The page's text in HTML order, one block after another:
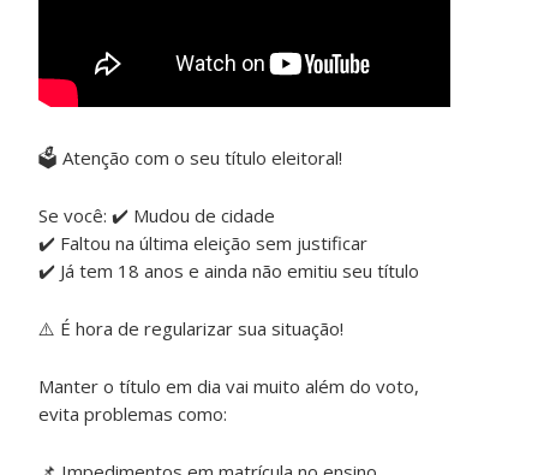
🗳️ Atenção com o seu título eleitoral!
Se você: ✔️ Mudou de cidade
✔️ Faltou na última eleição sem justificar
✔️ Já tem 18 anos e ainda não emitiu seu título
⚠️ É hora de regularizar sua situação!
Manter o título em dia vai muito além do voto,
evita problemas como: